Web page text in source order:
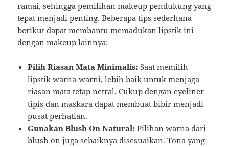
ramai, sehingga pemilihan makeup pendukung yang
tepat menjadi penting. Beberapa tips sederhana
berikut dapat membantu memadukan lipstik ini
dengan makeup lainnya:
Pilih Riasan Mata Minimalis: Saat memilih
lipstik warna-warni, lebih baik untuk menjaga
riasan mata tetap netral. Cukup dengan eyeliner
tipis dan maskara dapat membuat bibir menjadi
pusat perhatian.
Gunakan Blush On Natural: Pilihan warna dari
blush on juga sebaiknya disesuaikan. Tona yang